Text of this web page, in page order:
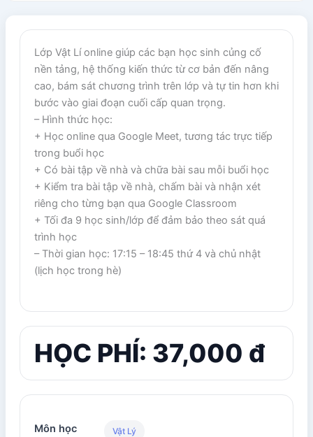
Lớp Vật Lí online giúp các bạn học sinh củng cố
nền tảng, hệ thống kiến thức từ cơ bản đến nâng
cao, bám sát chương trình trên lớp và tự tin hơn khi
bước vào giai đoạn cuối cấp quan trọng.
– Hình thức học:
+ Học online qua Google Meet, tương tác trực tiếp
trong buổi học
+ Có bài tập về nhà và chữa bài sau mỗi buổi học
+ Kiểm tra bài tập về nhà, chấm bài và nhận xét
riêng cho từng bạn qua Google Classroom
+ Tối đa 9 học sinh/lớp để đảm bảo theo sát quá
trình học
– Thời gian học: 17:15 – 18:45 thứ 4 và chủ nhật
(lịch học trong hè)
HỌC PHÍ: 37,000 đ
Môn học Vật Lý